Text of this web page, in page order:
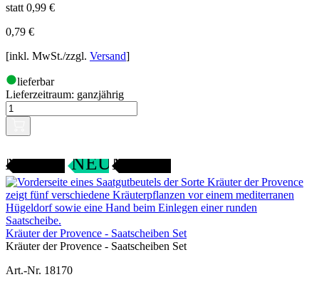
statt 0,99 €
0,79 €
[inkl. MwSt./zzgl. Versand]
lieferbar
Lieferzeitraum: ganzjährig
NEU
SAMENFEST
Kräuter der Provence - Saatscheiben Set
Kräuter der Provence - Saatscheiben Set
Art.-Nr. 18170